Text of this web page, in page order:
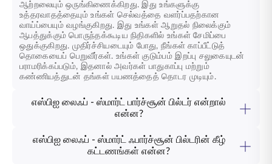
ஆற்றலையும் ஒருங்கிணைக்கிறது. இது உங்களுக்கு
உத்தரவாதத்தையும் உங்கள் செல்வத்தை வளர்ப்பதற்கான
வாய்ப்பையும் வழங்குகிறது. இது உங்கள் ஆறுதல் நிலைக்கும்
ஆபத்துக்கும் பொருந்தக்கூடிய நிதிகளில் உங்கள் சேமிப்பை
ஒதுக்குகிறது. முதிர்ச்சியடையும் போது, நீங்கள் காப்பீட்டுத்
தொகையைப் பெறுவீர்கள். உங்கள் குடும்பம் இறப்பு சலுகையுடன்
பராமரிக்கப்படும், இதனால் அவர்கள் பாதுகாப்பு மற்றும்
கண்ணியத்துடன் தங்கள் பயணத்தைத் தொடர முடியும்.
எஸ்பிஐ லைஃப் - ஸ்மார்ட் பார்ச்சூன் பில்டர் என்றால்
என்ன?
லிங்க்டு லைஃப் இன்சூரன்ஸ் திட்டமாகும், இது ஆயுள் காப்பீட்டின்
பாதுகாப்பையும் கவனமாக தேர்ந்தெடுக்கப்பட்ட முதலீடுகள் மூலம்
உங்கள் சேமிப்பை வளர்க்கும் வாய்ப்பையும் ஒருங்கிணைக்கிறது.
எஸ்பிஐ லைஃப் - ஸ்மார்ட் ஃபார்ச்சூன் பில்டரின் கீழ்
கட்டணங்கள் என்ன?